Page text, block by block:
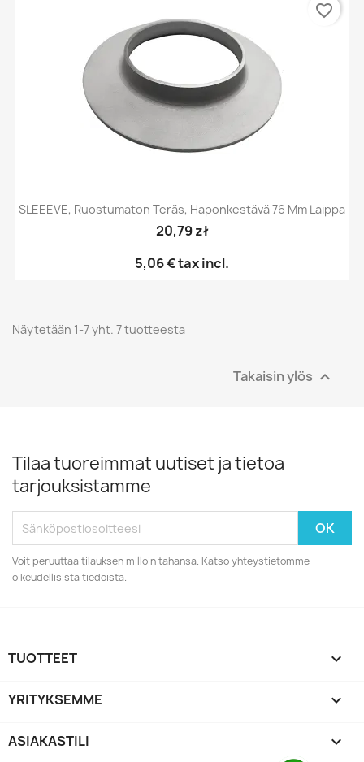
SLEEEVE, Ruostumaton Teräs, Haponkestävä 76 Mm Laippa
20,79 zł
5,06 €tax incl.
favorite_border
Näytetään 1-7 yht. 7 tuotteesta
Takaisin ylös 
Tilaa tuoreimmat uutiset ja tietoa
tarjouksistamme
Voit peruuttaa tilauksen milloin tahansa. Katso yhteystietomme
oikeudellisista tiedoista.
TUOTTEET 
YRITYKSEMME 
ASIAKASTILI 